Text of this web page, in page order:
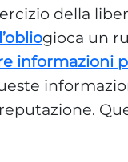
della
gioca un
informazioni